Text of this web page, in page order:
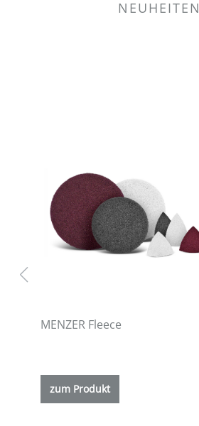
NEUHEITEN
MENZER Fleece
zum Produkt